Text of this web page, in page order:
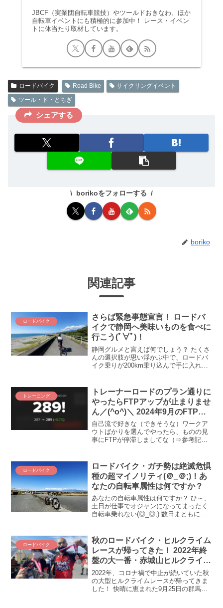
JBCF（実業団自転車競技）やツールドおきなわ、ほか
自転車イベントにも積極的に参加中！ レース・イベン
トに体当たり取材しています。
ロードバイク Road Bike
サイクリングイベント
ツール・ド・とちぎ
シェアする
borikoをフォローする
boriko
関連記事
ロードバイク
さらば緊急事態宣言！ ロードバ
イクで静岡へ美味いものを食べに
行こう(ﾟ∀ﾟ)！
静岡グルメと言えば何でしょう？ たくさ
んの選択肢が思い浮かぶ中で、ロードバ
イク乗りが200km乗り込んで手に入れた
トレーニング
トレーナーロードのプラン通りに
やったらFTPアップが止まりませ
ん／(^o^)＼ 2024年9月のFTP計
測報告会
自己流で好きな（できそうな）ワークア
ウトばかりを選んでやったら、ものの見
事にFTPが停滞しましてな（⇒参考記
にしたら、伸び悩んでいたFTPが一気に
アップ（⇒参考記事）。「自分とこのプ
ランを売りたいTRの策略なんじゃないか
なぁ(-_-;)」と疑りつつ、TRのプランをさ
らにもう１ヵ月続けてみたところ！！ や
ばい、トレーナーロードのプラン、ほん
とマジでFTP上げてくるじゃん。。。(ﾟ
Дﾟ;)
ロードバイク
ロードバイク・ガチ勢は絶滅危惧
種の超マイノリティ(＠_＠;)！あ
なたの自転車属性は何ですか？
あなたの自転車属性は何ですか？ ひ～、
土日が仕事でオジャンになってまったく
自転車乗れない(◎_◎;) 数日まともに乗
んな僕は、「自転車乗る人」の中でどん
な属性の持ち主...
ロードバイク
秋のロードバイク・ヒルクライム
レースが帰ってきた！ 2022年終
盤の大一番・赤城山ヒルクライム
でＺＡＰＰＥＩは輝く☆になる！
2022年、コロナ禍で中止が続いていた秋
の大型ヒルクライムレースが帰ってきま
した！ 快晴に恵まれた9月25日の群馬県